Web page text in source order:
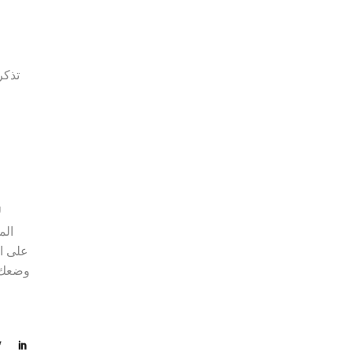
على
وضعك